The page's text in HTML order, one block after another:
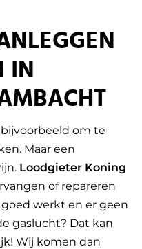
IN
bijvoorbeeld om te
Maar een
Loodgieter Koning
of repareren
werkt en er geen
gaslucht? Dat kan
Wij komen dan